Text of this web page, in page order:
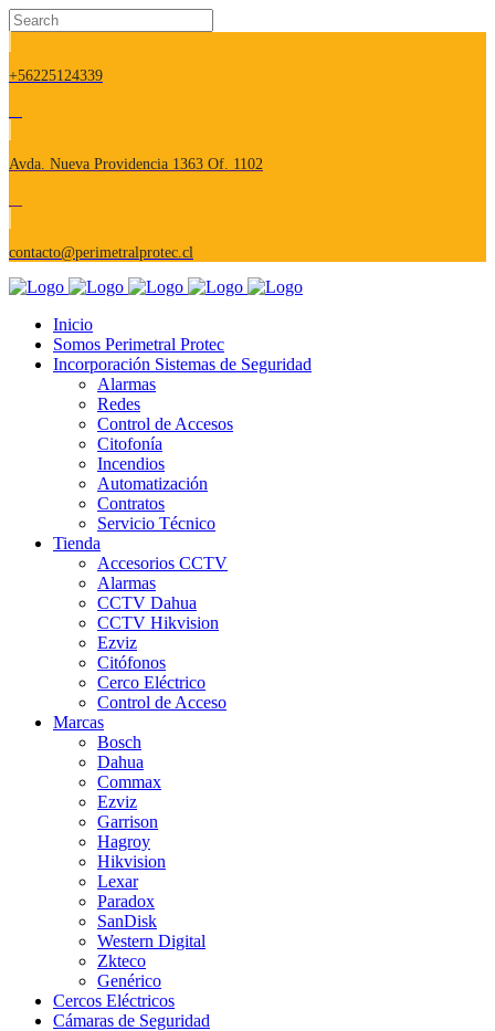
+56225124339
Avda. Nueva Providencia 1363 Of. 1102
contacto@perimetralprotec.cl
Inicio
Somos Perimetral Protec
Incorporación Sistemas de Seguridad
Alarmas
Redes
Control de Accesos
Citofonía
Incendios
Automatización
Contratos
Servicio Técnico
Tienda
Accesorios CCTV
Alarmas
CCTV Dahua
CCTV Hikvision
Ezviz
Citófonos
Cerco Eléctrico
Control de Acceso
Marcas
Bosch
Dahua
Commax
Ezviz
Garrison
Hagroy
Hikvision
Lexar
Paradox
SanDisk
Western Digital
Zkteco
Genérico
Cercos Eléctricos
Cámaras de Seguridad